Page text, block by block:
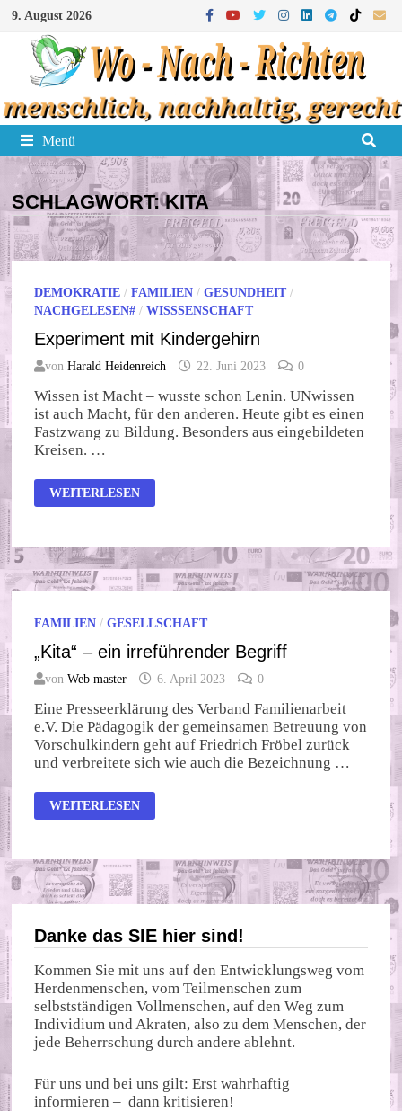
Zum
Inhalt
springen
9. August 2026
Menü
SCHLAGWORT:KITA
DEMOKRATIE /FAMILIEN /GESUNDHEIT/
NACHGELESEN# /WISSSENSCHAFT
Experiment mit Kindergehirn
vonHarald Heidenreich 22. Juni 2023 0
Wissen ist Macht – wusste schon Lenin. UNwissen
ist auch Macht, für den anderen. Heute gibt es einen
Fastzwang zu Bildung. Besonders aus eingebildeten
Kreisen. …
EXPERIMENT
MIT
WEITERLESEN
FAMILIEN /GESELLSCHAFT
„Kita“ – ein irreführender Begriff
vonWeb master 6. April 2023 0
Eine Presseerklärung des Verband Familienarbeit
e.V. Die Pädagogik der gemeinsamen Betreuung von
Vorschulkindern geht auf Friedrich Fröbel zurück
und verbreitete sich wie auch die Bezeichnung …
„KITA“
–
WEITERLESEN
Danke das SIE hier sind!
Kommen Sie mit uns auf den Entwicklungsweg vom
Herdenmenschen, vom Teilmenschen zum
selbstständigen Vollmenschen, auf den Weg zum
Individium und Akraten, also zu dem Menschen, der
jede Beherrschung durch andere ablehnt.
Für uns und bei uns gilt: Erst wahrhaftig
informieren – dann kritisieren!